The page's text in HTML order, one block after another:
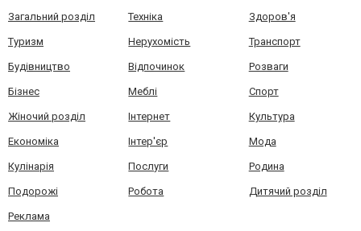
Загальний розділ Техніка Здоров'я
Туризм Нерухомість Транспорт
Будівництво Відпочинок Розваги
Бізнес Меблі Спорт
Жіночий розділ Інтернет Культура
Економіка Інтер'єр Мода
Кулінарія Послуги Родина
Подорожі Робота Дитячий розділ
Реклама